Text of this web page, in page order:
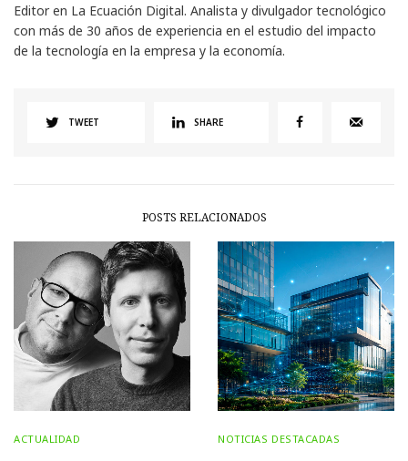
Editor en La Ecuación Digital. Analista y divulgador tecnológico
con más de 30 años de experiencia en el estudio del impacto
de la tecnología en la empresa y la economía.
TWEET SHARE
POSTS RELACIONADOS
ACTUALIDAD NOTICIAS DESTACADAS